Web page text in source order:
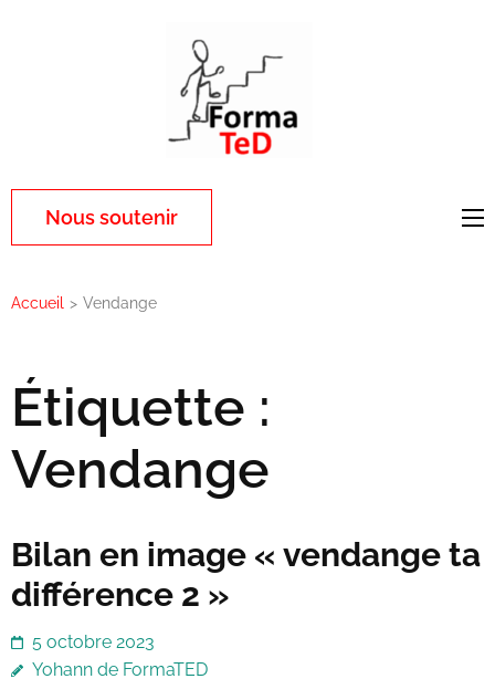
Nous soutenir
Accueil > Vendange
Étiquette :
Vendange
Bilan en image « vendange ta
différence 2 »
5 octobre 2023
Yohann de FormaTED